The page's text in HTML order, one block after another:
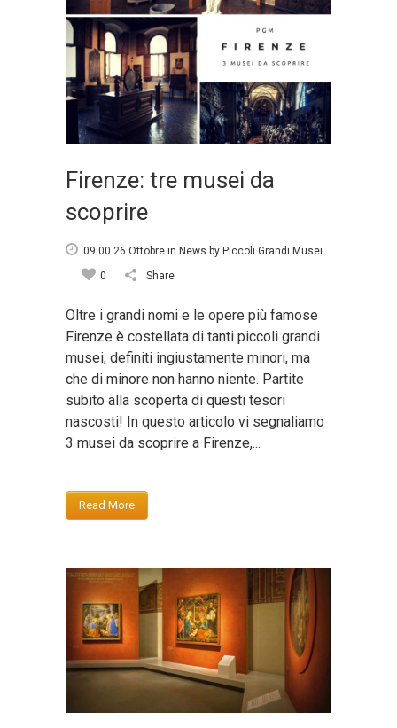
Firenze: tre musei da
scoprire
09:00 26 Ottobre in News by Piccoli Grandi Musei
0
Share
Oltre i grandi nomi e le opere più famose
Firenze è costellata di tanti piccoli grandi
musei, definiti ingiustamente minori, ma
che di minore non hanno niente. Partite
subito alla scoperta di questi tesori
nascosti! In questo articolo vi segnaliamo
3 musei da scoprire a Firenze,...
Read More